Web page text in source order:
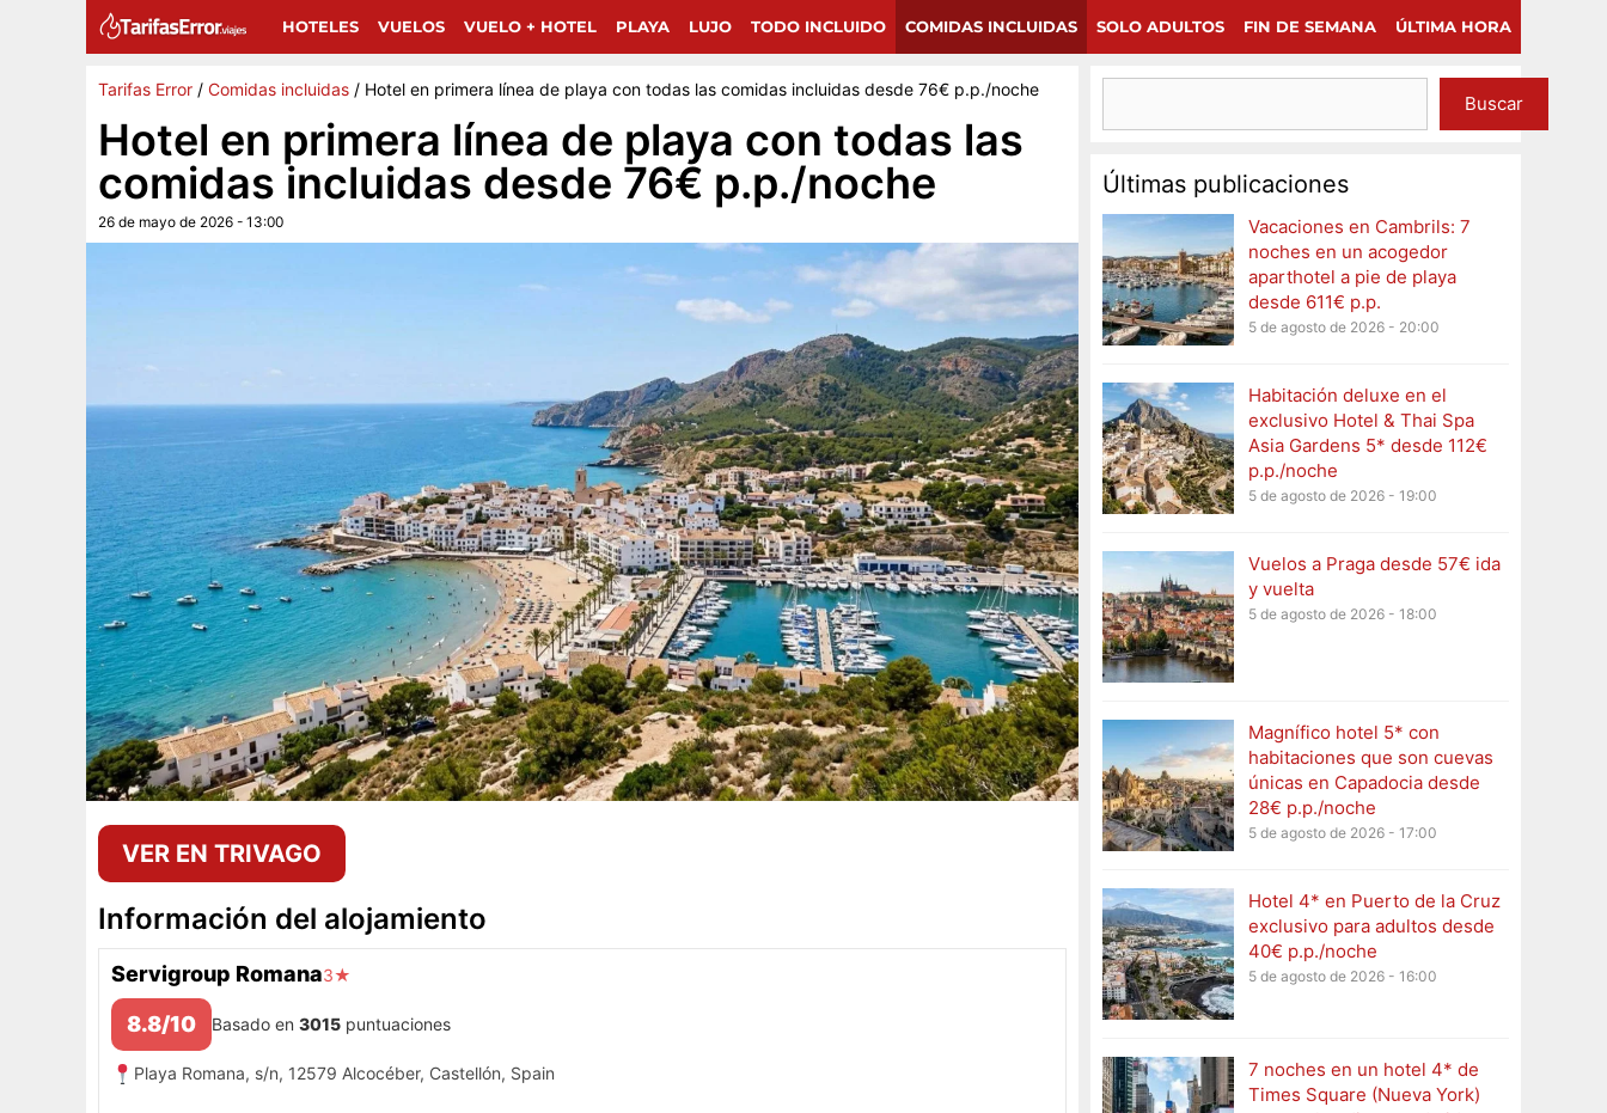
HOTELES VUELOS VUELO + HOTEL PLAYA LUJO TODO INCLUIDO COMIDAS INCLUIDAS SOLO ADULTOS FIN DE SEMANA ÚLTIMA HORA
Tarifas Error / Comidas incluidas / Hotel en primera línea de playa con todas las comidas incluidas desde 76€ p.p./noche
Hotel en primera línea de playa con todas las
comidas incluidas desde 76€ p.p./noche
26 de mayo de 2026 - 13:00
VER EN TRIVAGO
Información del alojamiento
Servigroup Romana3★
8.8/10 Basado en 3015 puntuaciones
Playa Romana, s/n, 12579 Alcocéber, Castellón, Spain
Buscar
Últimas publicaciones
Vacaciones en Cambrils: 7
noches en un acogedor
aparthotel a pie de playa
desde 611€ p.p.
5 de agosto de 2026 - 20:00
Habitación deluxe en el
exclusivo Hotel & Thai Spa
Asia Gardens 5* desde 112€
p.p./noche
5 de agosto de 2026 - 19:00
Vuelos a Praga desde 57€ ida
y vuelta
5 de agosto de 2026 - 18:00
Magnífico hotel 5* con
habitaciones que son cuevas
únicas en Capadocia desde
28€ p.p./noche
5 de agosto de 2026 - 17:00
Hotel 4* en Puerto de la Cruz
exclusivo para adultos desde
40€ p.p./noche
5 de agosto de 2026 - 16:00
7 noches en un hotel 4* de
Times Square (Nueva York)
G Añádenos como fuente preferida y encuentra más chollos de viajes en Google. Continuar ×